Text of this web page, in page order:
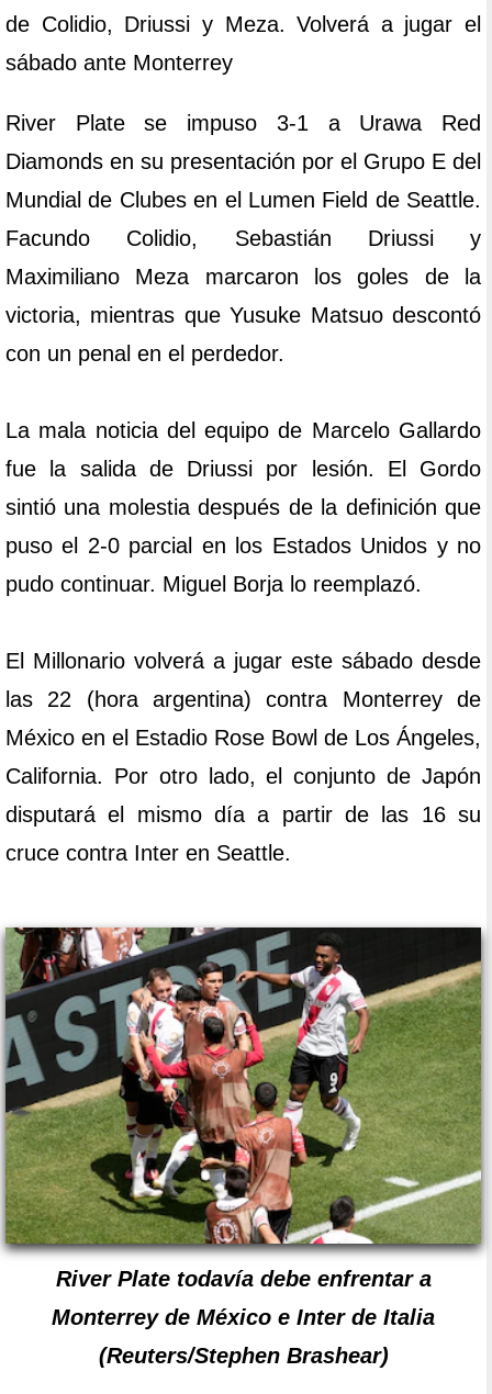
de Colidio, Driussi y Meza. Volverá a jugar el
sábado ante Monterrey
River Plate se impuso 3-1 a Urawa Red
Diamonds en su presentación por el Grupo E del
Mundial de Clubes en el Lumen Field de Seattle.
Facundo Colidio, Sebastián Driussi y
Maximiliano Meza marcaron los goles de la
victoria, mientras que Yusuke Matsuo descontó
con un penal en el perdedor.
La mala noticia del equipo de Marcelo Gallardo
fue la salida de Driussi por lesión. El Gordo
sintió una molestia después de la definición que
puso el 2-0 parcial en los Estados Unidos y no
pudo continuar. Miguel Borja lo reemplazó.
El Millonario volverá a jugar este sábado desde
las 22 (hora argentina) contra Monterrey de
México en el Estadio Rose Bowl de Los Ángeles,
California. Por otro lado, el conjunto de Japón
disputará el mismo día a partir de las 16 su
cruce contra Inter en Seattle.
River Plate todavía debe enfrentar a
Monterrey de México e Inter de Italia
(Reuters/Stephen Brashear)